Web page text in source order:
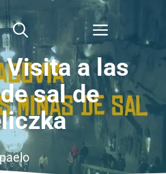
Menú
Visita a las
sal de